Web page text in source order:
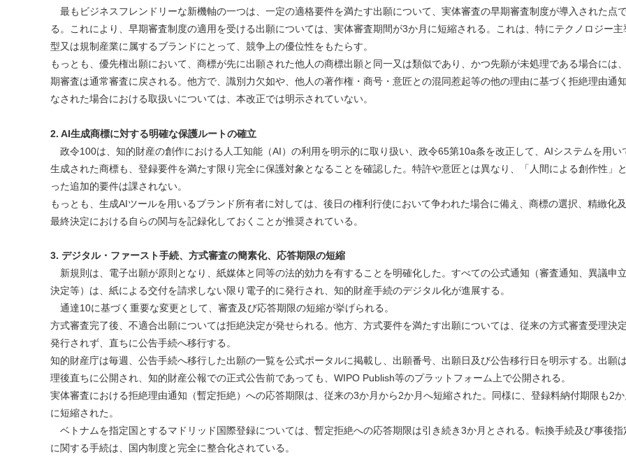
最もビジネスフレンドリーな新機軸の一つは、一定の適格要件を満たす出願について、実体審査の早期審査制度が導入された点
る。これにより、早期審査制度の適用を受ける出願については、実体審査期間が3か月に短縮される。これは、特にテクノロジー主
型又は規制産業に属するブランドにとって、競争上の優位性をもたらす。
もっとも、優先権出願において、商標が先に出願された他人の商標出願と同一又は類似であり、かつ先願が未処理である場合には
期審査は通常審査に戻される。他方で、識別力欠如や、他人の著作権・商号・意匠との混同惹起等の他の理由に基づく拒絶理由通
なされた場合における取扱いについては、本改正では明示されていない。
2. AI生成商標に対する明確な保護ルートの確立
政令100は、知的財産の創作における人工知能（AI）の利用を明示的に取り扱い、政令65第10a条を改正して、AIシステムを用い
生成された商標も、登録要件を満たす限り完全に保護対象となることを確認した。特許や意匠とは異なり、「人間による創作性」
った追加的要件は課されない。
もっとも、生成AIツールを用いるブランド所有者に対しては、後日の権利行使において争われた場合に備え、商標の選択、精緻化
最終決定における自らの関与を記録化しておくことが推奨されている。
3. デジタル・ファースト手続、方式審査の簡素化、応答期限の短縮
新規則は、電子出願が原則となり、紙媒体と同等の法的効力を有することを明確化した。すべての公式通知（審査通知、異議申立
決定等）は、紙による交付を請求しない限り電子的に発行され、知的財産手続のデジタル化が進展する。
通達10に基づく重要な変更として、審査及び応答期限の短縮が挙げられる。
方式審査完了後、不適合出願については拒絶決定が発せられる。他方、方式要件を満たす出願については、従来の方式審査受理決
発行されず、直ちに公告手続へ移行する。
知的財産庁は毎週、公告手続へ移行した出願の一覧を公式ポータルに掲載し、出願番号、出願日及び公告移行日を明示する。出願
理後直ちに公開され、知的財産公報での正式公告前であっても、WIPO Publish等のプラットフォーム上で公開される。
実体審査における拒絶理由通知（暫定拒絶）への応答期限は、従来の3か月から2か月へ短縮された。同様に、登録料納付期限も2か
に短縮された。
ベトナムを指定国とするマドリッド国際登録については、暫定拒絶への応答期限は引き続き3か月とされる。転換手続及び事後指
に関する手続は、国内制度と完全に整合化されている。